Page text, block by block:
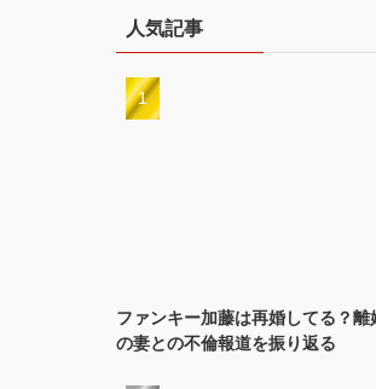
人気記事
ファンキー加藤は再婚してる？離
の妻との不倫報道を振り返る